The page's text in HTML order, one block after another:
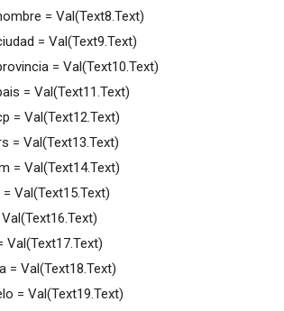
= Val(Text8.Text)
= Val(Text9.Text)
= Val(Text10.Text)
= Val(Text11.Text)
= Val(Text12.Text)
= Val(Text13.Text)
= Val(Text14.Text)
Val(Text15.Text)
Val(Text17.Text)
= Val(Text18.Text)
= Val(Text19.Text)